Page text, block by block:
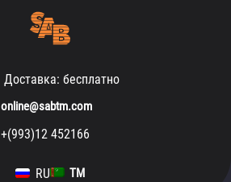
Доставка: бесплатно
online@sabtm.com
+(993)12 452166
RU TM